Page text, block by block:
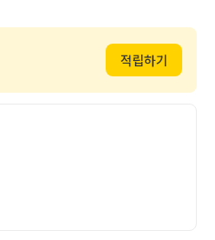
적립하기